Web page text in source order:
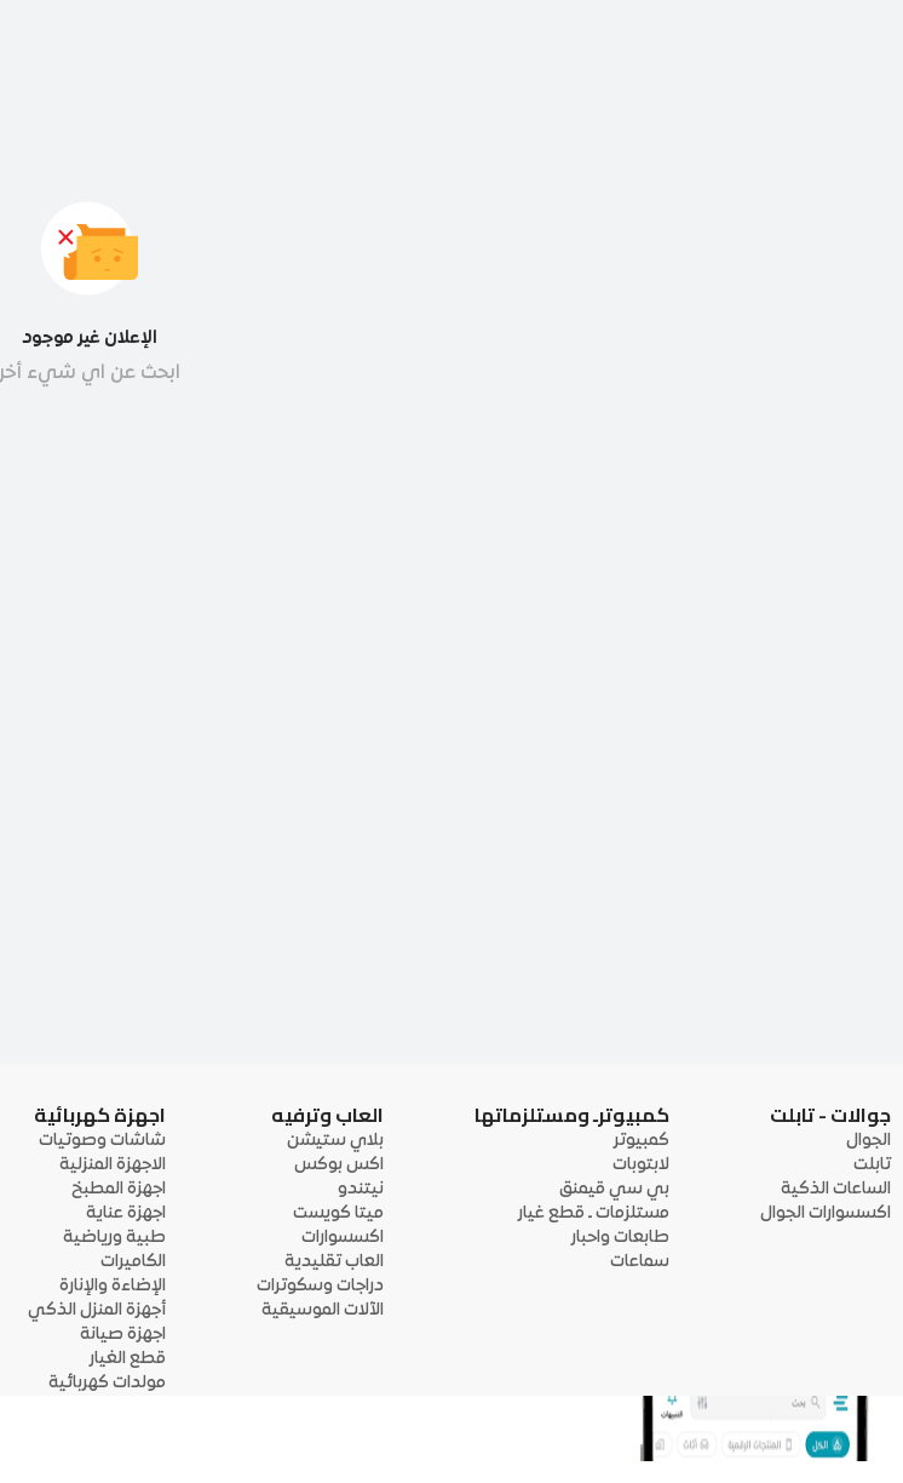
الإعلان غير موجود
ابحث عن اي شيء أخر
جوالات - تابلت
الجوال
تابلت
الساعات الذكية
اكسسوارات الجوال
كمبيوترـ ومستلزماتها
كمبيوتر
لابتوبات
بي سي قيمنق
مستلزمات ـ قطع غيار
طابعات واحبار
سماعات
العاب وترفيه
بلاي ستيشن
اكس بوكس
نيتندو
ميتا كويست
اكسسوارات
العاب تقليدية
دراجات وسكوترات
الآلات الموسيقية
اجهزة كهربائية
شاشات وصوتيات
الاجهزة المنزلية
اجهزة المطبخ
اجهزة عناية
طبية ورياضية
الكاميرات
الإضاءة والإنارة
أجهزة المنزل الذكي
اجهزة صيانة
قطع الغيار
مولدات كهربائية